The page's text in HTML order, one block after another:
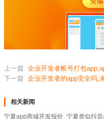
上一篇 企业开发者帐号打包
下一篇 企业开发者的app安全吗,
相关新闻
宁夏app商城开发报价_宁夏类似抖